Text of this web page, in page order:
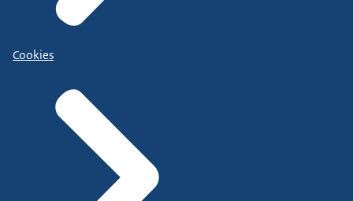
Cookies